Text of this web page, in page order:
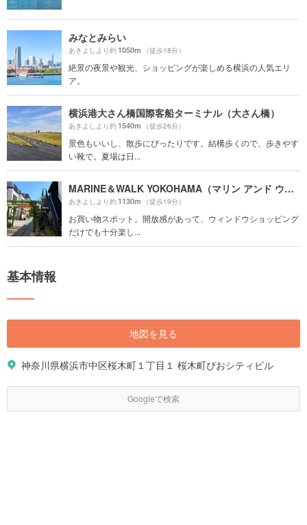
みなとみらい
あきよしより約1050m （徒歩18分）
絶景の夜景や観光、ショッピングが楽しめる横浜の人気エリ
ア。
横浜港大さん橋国際客船ターミナル（大さん橋）
あきよしより約1540m （徒歩26分）
景色もいいし、散歩にぴったりです。結構歩くので、歩きやす
い靴で。夏場は日...
MARINE＆WALK YOKOHAMA（マリン アンド ウォーク ヨコハマ）
あきよしより約1130m （徒歩19分）
お買い物スポット。開放感があって、ウィンドウショッピング
だけでも十分楽し...
基本情報
地図を見る
神奈川県横浜市中区桜木町１丁目１ 桜木町ぴおシティビル
Googleで検索